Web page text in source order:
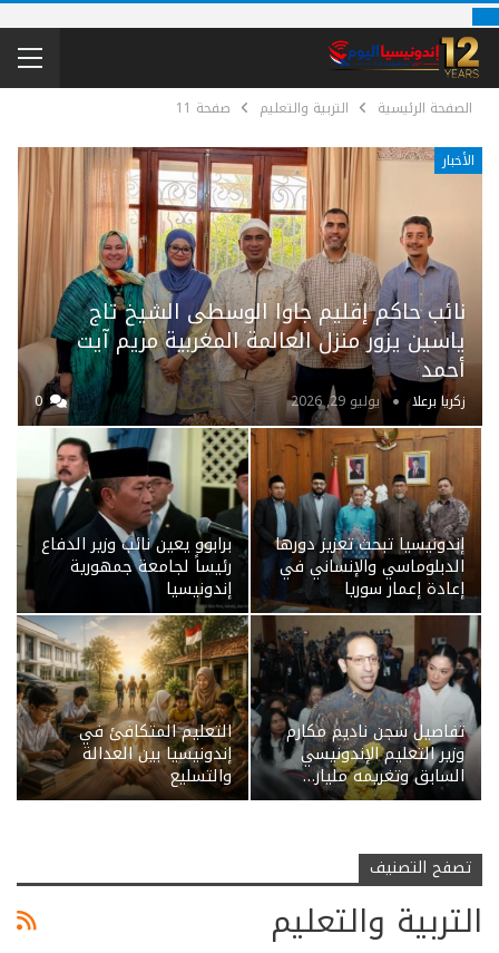
الصفحة الرئيسية التربية والتعليم صفحة 11
الأخبار
نائب حاكم إقليم جاوا الوسطى الشيخ تاج
ياسين يزور منزل العالمة المغربية مريم آيت
أحمد
زكريا برعلا يوليو 29, 2026
إندونيسيا تبحث تعزيز دورها
الدبلوماسي والإنساني في
إعادة إعمار سوريا
برابوو يعين نائب وزير الدفاع
رئيساً لجامعة جمهورية
إندونيسيا
تفاصيل سجن ناديم مكارم
وزير التعليم الإندونيسي
السابق وتغريمه مليار…
التعليم المتكافئ في
إندونيسيا بين العدالة
والتسليع
تصفح التصنيف
التربية والتعليم